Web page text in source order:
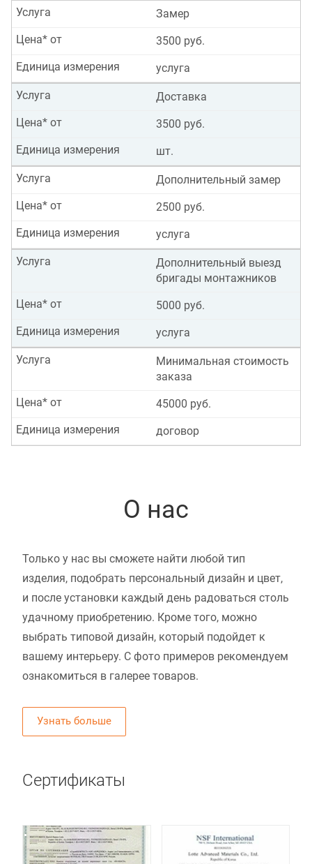
Замер
Услуга
3500 руб.
Цена* от
услуга
Единица измерения
Доставка
Услуга
3500 руб.
Цена* от
шт.
Единица измерения
Дополнительный замер
Услуга
2500 руб.
Цена* от
услуга
Единица измерения
Дополнительный выезд
бригады монтажников
Услуга
5000 руб.
Цена* от
услуга
Единица измерения
Минимальная стоимость
заказа
Услуга
45000 руб.
Цена* от
договор
Единица измерения
О нас
Только у нас вы сможете найти любой тип
изделия, подобрать персональный дизайн и цвет,
и после установки каждый день радоваться столь
удачному приобретению. Кроме того, можно
выбрать типовой дизайн, который подойдет к
вашему интерьеру. С фото примеров рекомендуем
ознакомиться в галерее товаров.
Узнать больше
Сертификаты